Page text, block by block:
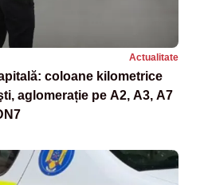
Actualitate
coloane kilometrice
aglomerație pe A2, A3, A7